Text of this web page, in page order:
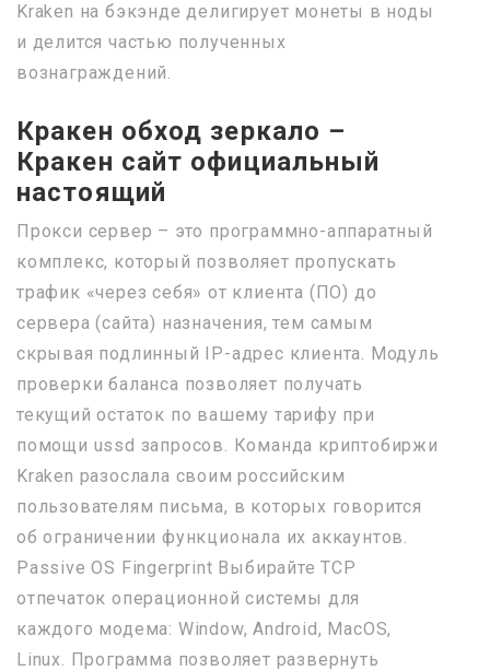
Kraken на бэкэнде делигирует монеты в ноды
и делится частью полученных
вознаграждений.
Кракен обход зеркало –
Кракен сайт официальный
настоящий
Прокси сервер – это программно-аппаратный
комплекс, который позволяет пропускать
трафик «через себя» от клиента (ПО) до
сервера (сайта) назначения, тем самым
скрывая подлинный IP-адрес клиента. Модуль
проверки баланса позволяет получать
текущий остаток по вашему тарифу при
помощи ussd запросов. Команда криптобиржи
Kraken разослала своим российским
пользователям письма, в которых говорится
об ограничении функционала их аккаунтов.
Passive OS Fingerprint Выбирайте TCP
отпечаток операционной системы для
каждого модема: Window, Android, MacOS,
Linux. Программа позволяет развернуть